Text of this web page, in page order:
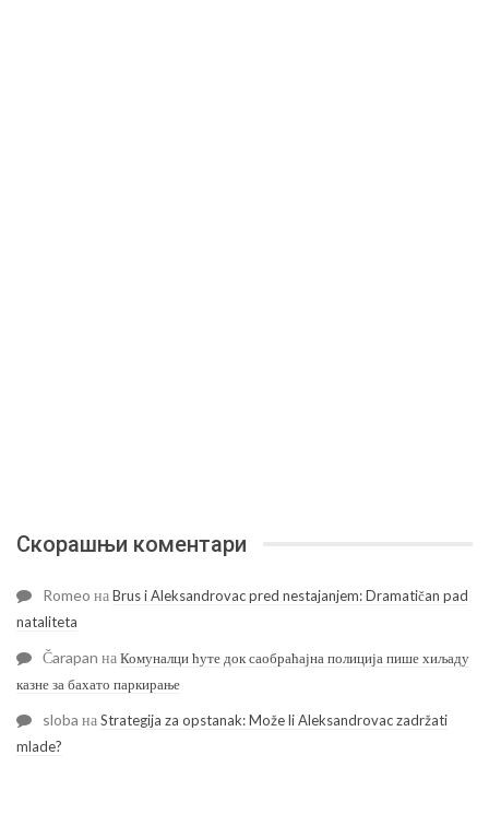
Скорашњи коментари
Romeo наBrus i Aleksandrovac pred nestajanjem: Dramatičan pad
nataliteta
Čarapan наКомуналци ћуте док саобраћајна полиција пише хиљаду
казне за бахато паркирање
sloba наStrategija za opstanak: Može li Aleksandrovac zadržati
mlade?